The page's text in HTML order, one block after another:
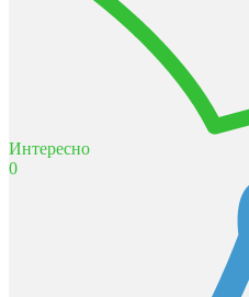
Интересно
0